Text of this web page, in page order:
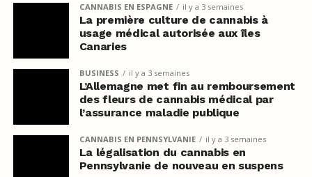
CANNABIS EN ESPAGNE il y a 3 semaines
La première culture de cannabis à
usage médical autorisée aux îles
Canaries
BUSINESS il y a 3 semaines
L’Allemagne met fin au remboursement
des fleurs de cannabis médical par
l’assurance maladie publique
CANNABIS EN PENNSYLVANIE il y a 3 semaines
La légalisation du cannabis en
Pennsylvanie de nouveau en suspens